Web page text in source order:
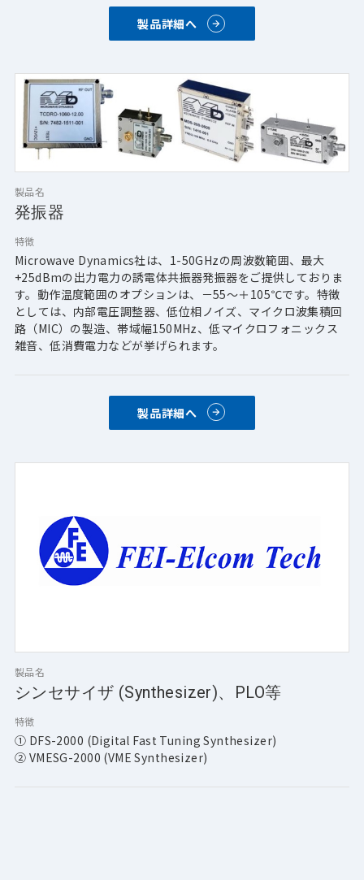
製品名
発振器
特徴
Microwave Dynamics社は、1-50GHzの周波数範囲、最大
+25dBmの出力電力の誘電体共振器発振器をご提供しておりま
す。動作温度範囲のオプションは、－55～＋105℃です。特徴
としては、内部電圧調整器、低位相ノイズ、マイクロ波集積回
路（MIC）の製造、帯域幅150MHz、低マイクロフォニックス
雑音、低消費電力などが挙げられます。
製品詳細へ
製品名
シンセサイザ (Synthesizer)、PLO等
特徴
① DFS-2000 (Digital Fast Tuning Synthesizer)
② VMESG-2000 (VME Synthesizer)
製品詳細へ